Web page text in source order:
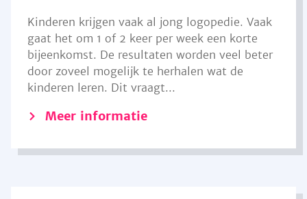
Kinderen krijgen vaak al jong logopedie. Vaak
gaat het om 1 of 2 keer per week een korte
bijeenkomst. De resultaten worden veel beter
door zoveel mogelijk te herhalen wat de
kinderen leren. Dit vraagt...
Meer informatie